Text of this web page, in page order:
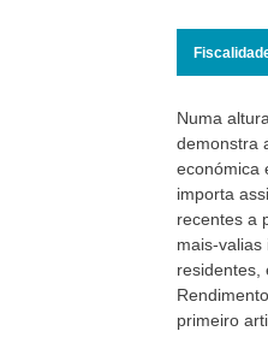
Numa
demonstra
económica
importa
recentes a
mais-
residentes,
primeiro